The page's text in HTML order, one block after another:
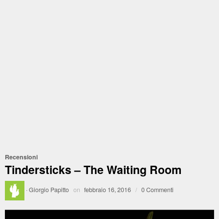
Recensioni
Tindersticks – The Waiting Room
·Giorgio Papitto on febbraio 16, 2016 / 0 Commenti